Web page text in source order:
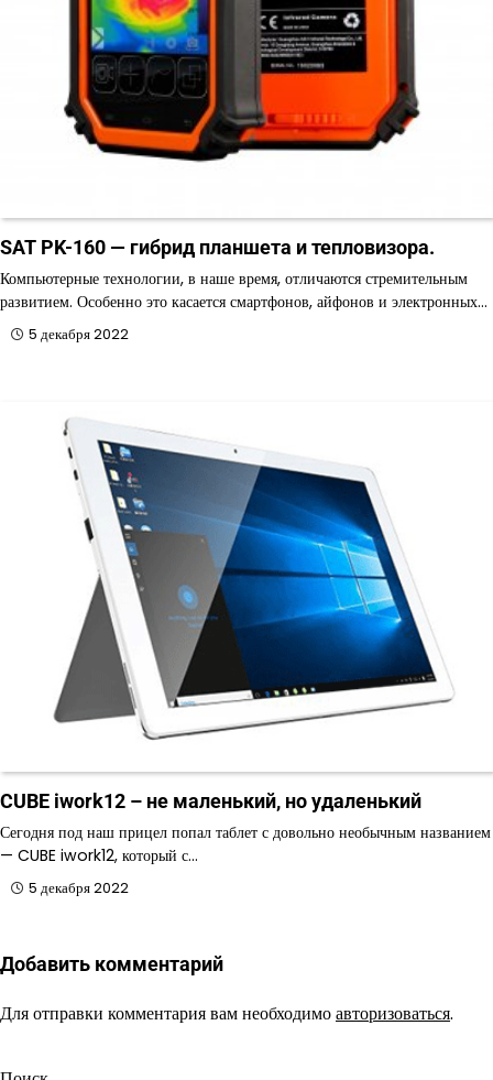
SAT PK-160 — гибрид планшета и тепловизора.
Компьютерные технологии, в наше время, отличаются стремительным
развитием. Особенно это касается смартфонов, айфонов и электронных…
5 декабря 2022
CUBE iwork12 – не маленький, но удаленький
Сегодня под наш прицел попал таблет с довольно необычным названием
— CUBE iwork12, который с…
5 декабря 2022
Добавить комментарий
Для отправки комментария вам необходимоавторизоваться.